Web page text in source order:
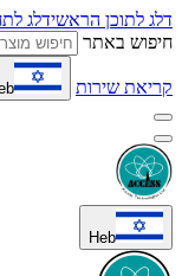
דלג לתוכן הראשידלג
חיפוש באתר
קריאת שירות
Heb